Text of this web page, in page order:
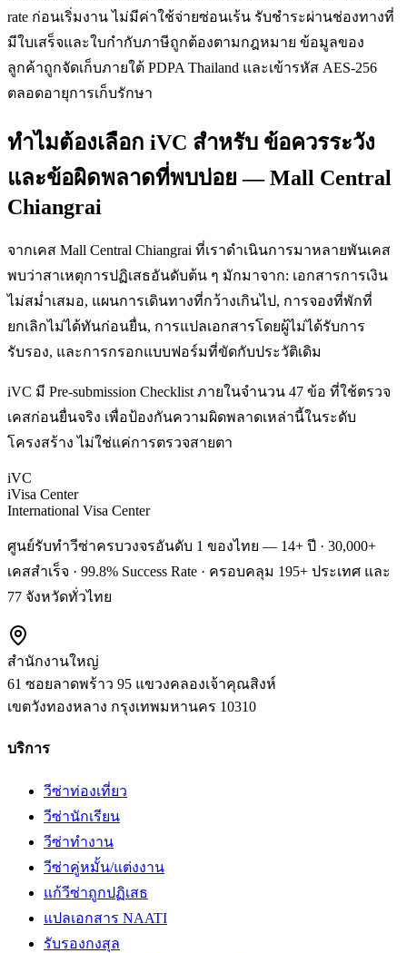
rate ก่อนเริ่มงาน ไม่มีค่าใช้จ่ายซ่อนเร้น รับชำระผ่านช่องทางที่
มีใบเสร็จและใบกำกับภาษีถูกต้องตามกฎหมาย ข้อมูลของ
ลูกค้าถูกจัดเก็บภายใต้ PDPA Thailand และเข้ารหัส AES-256
ตลอดอายุการเก็บรักษา
ทำไมต้องเลือก iVC สำหรับ ข้อควรระวัง
และข้อผิดพลาดที่พบบ่อย — Mall Central
Chiangrai
จากเคส Mall Central Chiangrai ที่เราดำเนินการมาหลายพันเคส
พบว่าสาเหตุการปฏิเสธอันดับต้น ๆ มักมาจาก: เอกสารการเงิน
ไม่สม่ำเสมอ, แผนการเดินทางที่กว้างเกินไป, การจองที่พักที่
ยกเลิกไม่ได้ทันก่อนยื่น, การแปลเอกสารโดยผู้ไม่ได้รับการ
รับรอง, และการกรอกแบบฟอร์มที่ขัดกับประวัติเดิม
iVC มี Pre-submission Checklist ภายในจำนวน 47 ข้อ ที่ใช้ตรวจ
เคสก่อนยื่นจริง เพื่อป้องกันความผิดพลาดเหล่านี้ในระดับ
โครงสร้าง ไม่ใช่แค่การตรวจสายตา
iVC
iVisa Center
International Visa Center
ศูนย์รับทำวีซ่าครบวงจรอันดับ 1 ของไทย — 14+ ปี · 30,000+
เคสสำเร็จ · 99.8% Success Rate · ครอบคลุม 195+ ประเทศ และ
77 จังหวัดทั่วไทย
สำนักงานใหญ่
61 ซอยลาดพร้าว 95 แขวงคลองเจ้าคุณสิงห์
เขตวังทองหลาง กรุงเทพมหานคร 10310
บริการ
วีซ่าท่องเที่ยว
วีซ่านักเรียน
วีซ่าทำงาน
วีซ่าคู่หมั้น/แต่งงาน
แก้วีซ่าถูกปฏิเสธ
แปลเอกสาร NAATI
รับรองกงสุล